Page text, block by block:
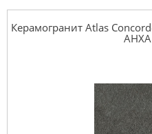
Керамогранит Atlas